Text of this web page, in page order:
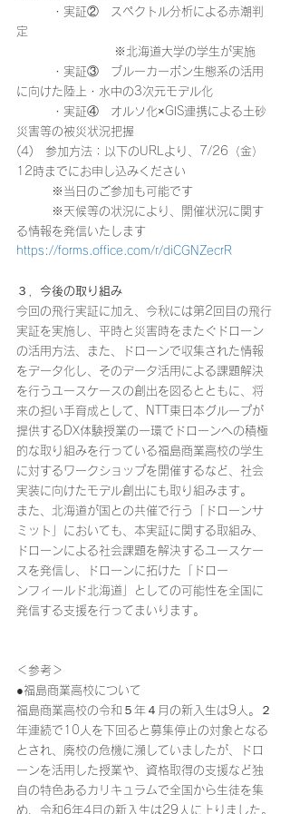
・実証②　スペクトル分析による赤潮判
定
※北海道大学の学生が実施
・実証③　ブルーカーボン生態系の活用
に向けた陸上・水中の3次元モデル化
・実証④　オルソ化×GIS連携による土砂
災害等の被災状況把握
(4)　参加方法：以下のURLより、7/26（金）
12時までにお申し込みください
※当日のご参加も可能です
※天候等の状況により、開催状況に関す
る情報を発信いたします
https://forms.office.com/r/diCGNZecrR
３， 今後の取り組み
今回の飛行実証に加え、今秋には第2回目の飛行
実証を実施し、平時と災害時をまたぐドローン
の活用方法、また、ドローンで収集された情報
をデータ化し、そのデータ活用による課題解決
を行うユースケースの創出を図るとともに、将
来の担い手育成として、NTT東日本グループが
提供するDX体験授業の一環でドローンへの積極
的な取り組みを行っている福島商業高校の学生
に対するワークショップを開催するなど、社会
実装に向けたモデル創出にも取り組みます。
また、北海道が国との共催で行う「ドローンサ
ミット」においても、本実証に関する取組み、
ドローンによる社会課題を解決するユースケー
スを発信し、ドローンに拓けた「ドロー
ンフィールド北海道」としての可能性を全国に
発信する支援を行ってまいります。
＜参考＞
●福島商業高校について
福島商業高校の令和５年４月の新入生は9人。２
年連続で10人を下回ると募集停止の対象となる
とされ、廃校の危機に瀕していましたが、ドロ
ーンを活用した授業や、資格取得の支援など独
自の特色あるカリキュラムで全国から生徒を集
め、令和6年4月の新入生は29人に上りました。